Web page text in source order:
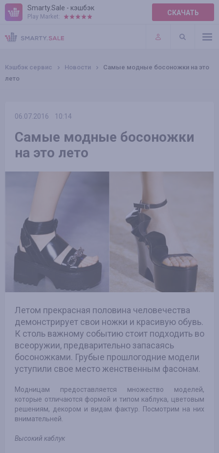
Smarty.Sale - кэшбэк
Play Market: СКАЧАТЬ
ПРАВИЛА
ПЛАГИНЫ
Кэшбэк сервис Новости
Самые модные босоножки на это
лето
06.07.2016 10:14
Самые модные босоножки
на это лето
Летом прекрасная половина человечества
демонстрирует свои ножки и красивую обувь.
К столь важному событию стоит подходить во
всеоружии, предварительно запасаясь
босоножками. Грубые прошлогодние модели
уступили свое место женственным фасонам.
Модницам предоставляется множество моделей,
которые отличаются формой и типом каблука, цветовым
решениям, декором и видам фактур. Посмотрим на них
внимательней.
Высокий каблук